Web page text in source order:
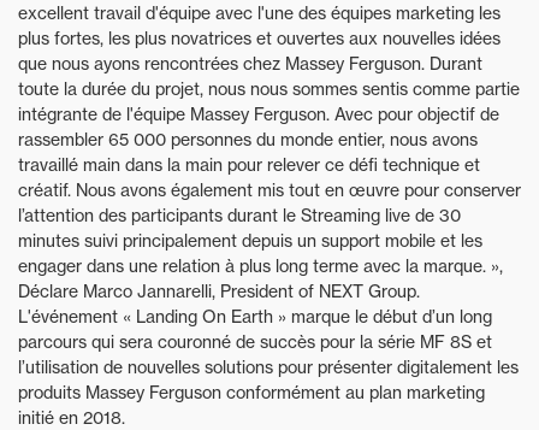
excellent travail d'équipe avec l'une des équipes marketing les
plus fortes, les plus novatrices et ouvertes aux nouvelles idées
que nous ayons rencontrées chez Massey Ferguson. Durant
toute la durée du projet, nous nous sommes sentis comme partie
intégrante de l'équipe Massey Ferguson. Avec pour objectif de
rassembler 65 000 personnes du monde entier, nous avons
travaillé main dans la main pour relever ce défi technique et
créatif. Nous avons également mis tout en œuvre pour conserver
l’attention des participants durant le Streaming live de 30
minutes suivi principalement depuis un support mobile et les
engager dans une relation à plus long terme avec la marque. »,
Déclare Marco Jannarelli, President of NEXT Group.
L'événement « Landing On Earth » marque le début d’un long
parcours qui sera couronné de succès pour la série MF 8S et
l’utilisation de nouvelles solutions pour présenter digitalement les
produits Massey Ferguson conformément au plan marketing
initié en 2018.